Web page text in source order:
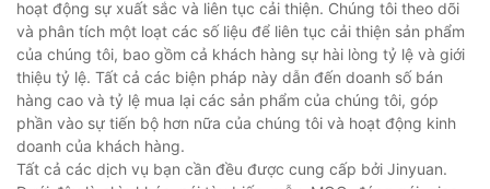
hoạt động sự xuất sắc và liên tục cải thiện. Chúng tôi theo dõi
và phân tích một loạt các số liệu để liên tục cải thiện sản phẩm
của chúng tôi, bao gồm cả khách hàng sự hài lòng tỷ lệ và giới
thiệu tỷ lệ. Tất cả các biện pháp này dẫn đến doanh số bán
hàng cao và tỷ lệ mua lại các sản phẩm của chúng tôi, góp
phần vào sự tiến bộ hơn nữa của chúng tôi và hoạt động kinh
doanh của khách hàng.
Tất cả các dịch vụ bạn cần đều được cung cấp bởi Jinyuan.